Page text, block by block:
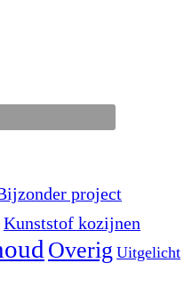
project
Kunststof kozijnen
Overig Uitgelicht